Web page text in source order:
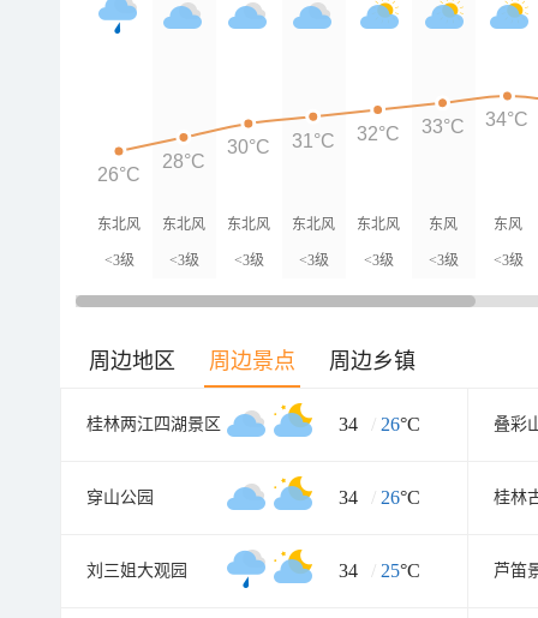
东北风
<3级
东北风
<3级
东北风
<3级
东北风
<3级
东北风
<3级
东风
<3级
东风
<3级
26°C
28°C
30°C 31°C 32°C 33°C 34°C
周边地区 周边景点 周边乡镇
桂林两江四湖景区 34 / 26°C 叠彩
穿山公园 34 / 26°C 桂林
刘三姐大观园 34 / 25°C 芦笛